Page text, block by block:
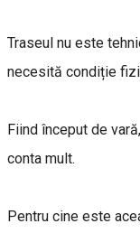
Traseul nu este
necesită condiție
Fiind început de
conta mult.
Pentru cine este